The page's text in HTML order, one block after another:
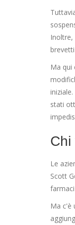
Inoltre,
Ma qui
stati
Chi
Le
Scott
Ma c'è